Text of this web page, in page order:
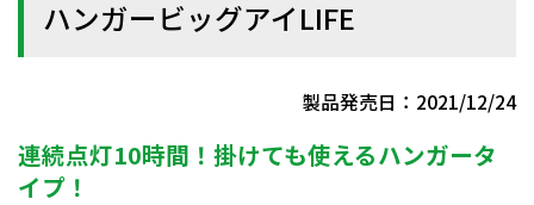
ハンガービッグアイLIFE
製品発売日：2021/12/24
連続点灯10時間！掛けても使えるハンガータ
イプ！